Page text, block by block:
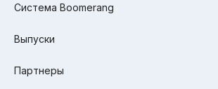
Система Boomerang
Выпуски
Партнеры